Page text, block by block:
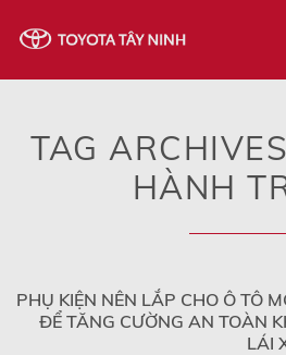
TAG
HÀNH
PHỤ KIỆN NÊN LẮP CHO Ô TÔ
ĐỂ TĂNG CƯỜNG AN TOÀN
LÁI